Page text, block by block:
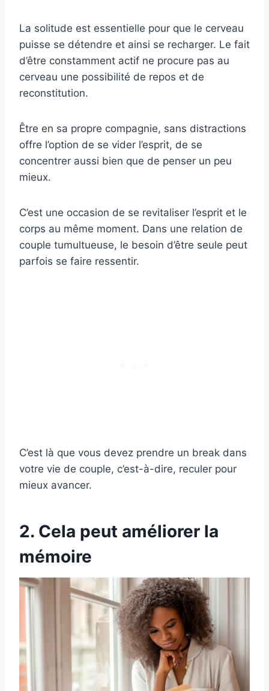
La solitude est essentielle pour que le cerveau
puisse se détendre et ainsi se recharger. Le fait
d’être constamment actif ne procure pas au
cerveau une possibilité de repos et de
reconstitution.
Être en sa propre compagnie, sans distractions
offre l’option de se vider l’esprit, de se
concentrer aussi bien que de penser un peu
mieux.
C’est une occasion de se revitaliser l’esprit et le
corps au même moment. Dans une relation de
couple tumultueuse, le besoin d’être seule peut
parfois se faire ressentir.
C’est là que vous devez prendre un break dans
votre vie de couple, c’est-à-dire, reculer pour
mieux avancer.
2. Cela peut améliorer la
mémoire